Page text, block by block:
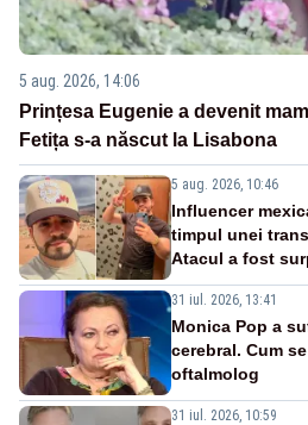
5 aug. 2026, 14:06
Prințesa Eugenie a devenit
Fetița s-a născut la Lisabona
5 aug. 2026, 10:46
Influencer
timpul unei
Atacul a fost
31 iul. 2026, 13:41
Monica Pop a
cerebral. Cum
oftalmolog
31 iul. 2026, 10:59